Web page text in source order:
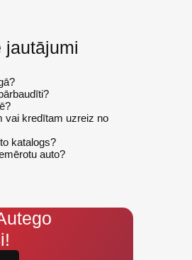
jautājumi
vai kredītam uzreiz no
katalogs?
auto?